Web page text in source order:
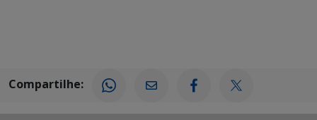
Compartilhe: